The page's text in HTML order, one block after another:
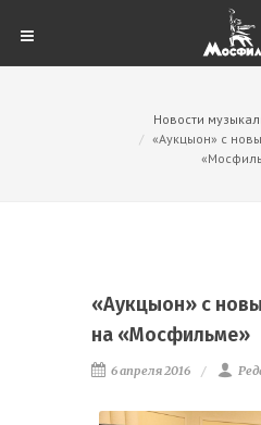
Новости
«Аукцыон» с
«Аукцыон» с
на «Мосфильме»
6 апреля 2016